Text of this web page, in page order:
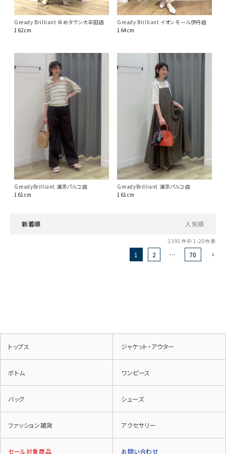
Gready Brilliant ゆめタウン大牟田店
162cm
Gready Brilliant イオンモール伊丹店
164cm
GreadyBrilliant 浦添パルコ店
161cm
GreadyBrilliant 浦添パルコ店
161cm
新着順 人気順
1391 件中 1-20件表示
1 2 … 70
トップス ジャケット・アウター
ボトム ワンピース
バッグ シューズ
ファッション雑貨 アクセサリー
セール対象商品 お問い合わせ